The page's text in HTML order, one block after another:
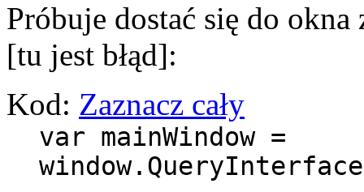
Próbuje dostać się do
[tu jest błąd]:
Kod: Zaznacz cały
var mainWindow =